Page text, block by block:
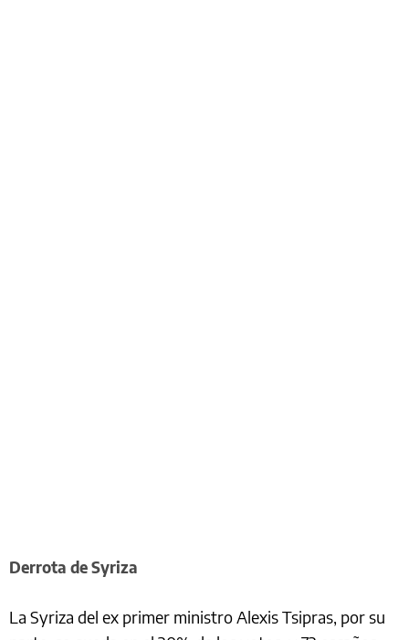
Derrota de Syriza
La Syriza del ex primer ministro Alexis Tsipras, por su